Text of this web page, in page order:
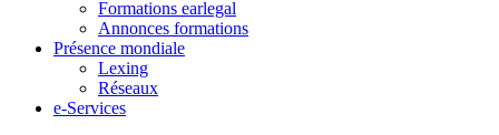
Formations earlegal
Annonces formations
Présence mondiale
Lexing
Réseaux
e-Services